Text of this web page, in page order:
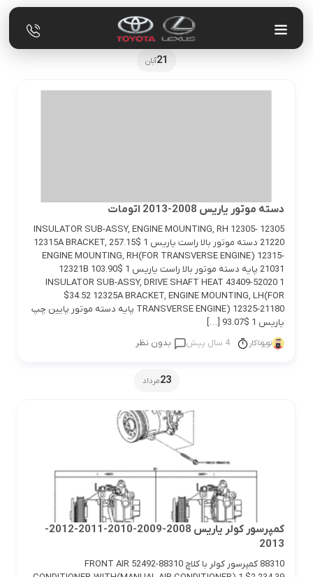
21آبان
دسته موتور یاریس 2008-2013 اتومات
12305 INSULATOR SUB-ASSY, ENGINE MOUNTING, RH 12305-
21220 دسته موتور بالا راست یاریس 1 $257.15 12315A BRACKET,
ENGINE MOUNTING, RH(FOR TRANSVERSE ENGINE) 12315-
21031 پایه دسته موتور بالا راست یاریس 1 $103.90 12321B
INSULATOR SUB-ASSY, DRIVE SHAFT HEAT 43409-52020 1
$34.52 12325A BRACKET, ENGINE MOUNTING, LH(FOR
TRANSVERSE ENGINE) 12325-21180 پایه دسته موتور پایین چپ
یاریس 1 $93.07 […]
تویوتاکار 4 سال پیش بدون نظر
23مرداد
کمپرسور کولر یاریس 2008-2009-2010-2011-2012-
2013
88310 کمپرسور کولر با کلاچ 88310-52492 FRONT AIR